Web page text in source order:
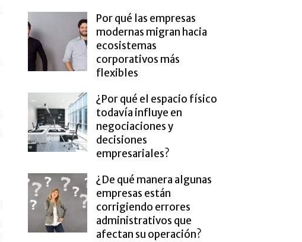
Por qué las empresas
modernas migran hacia
ecosistemas
corporativos más
flexibles
¿Por qué el espacio físico
todavía influye en
negociaciones y
decisiones
empresariales?
¿De qué manera algunas
empresas están
corrigiendo errores
administrativos que
afectan su operación?